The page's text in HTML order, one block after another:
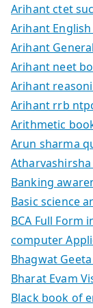
Arihant ctet
Arihant
Arihant
Arihant neet
Arihant
Arihant rrb
Arithmetic
Arun sharma
Banking
Basic science
BCA Full Form
computer
Bhagwat
Bharat Evam
Black book of